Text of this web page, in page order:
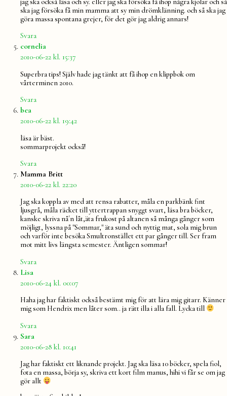
ska jag försöka få min mamma att sy min drömklänning. och så ska jag
göra massa spontana grejer, för det gör jag aldrig annars!
Svara
cornelia
2010-06-22 kl. 15:37
Superbra tips! Själv hade jag tänkt att få ihop en klippbok om
vårterminen 2010.
Svara
bea
2010-06-22 kl. 19:42
läsa är bäst.
sommarprojekt också!
Svara
Mamma Brittsäger:
2010-06-22 kl. 22:20
Jag ska koppla av med att rensa rabatter, måla en parkbänk fint
ljusgrå, måla räcket till yttertrappan snyggt svart, läsa bra böcker,
kanske skriva nå´n låt,äta frukost på altanen så många gånger som
möjligt, lyssna på "Sommar," äta sund och nyttig mat, sola mig brun
och varför inte besöka Smultronstället ett par gånger till. Ser fram
mot mitt livs längsta semester. Äntligen sommar!
Svara
Lisa
2010-06-24 kl. 00:07
Haha jag har faktiskt också bestämt mig för att lära mig gitarr. Känner
mig som Hendrix men låter som.. ja rätt illa i alla fall. Lycka till
Svara
Sara
2010-06-28 kl. 10:41
Jag har faktiskt ett liknande projekt. Jag ska läsa 10 böcker, spela fiol,
fota en massa, börja sy, skriva ett kort film manus, hihi vi får se om jag
gör allt